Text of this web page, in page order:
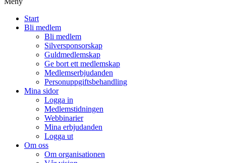
Start
Bli medlem
Bli medlem
Silversponsorskap
Guldmedlemskap
Ge bort ett medlemskap
Medlemserbjudanden
Personuppgiftsbehandling
Mina sidor
Logga in
Medlemstidningen
Webbinarier
Mina erbjudanden
Logga ut
Om oss
Om organisationen